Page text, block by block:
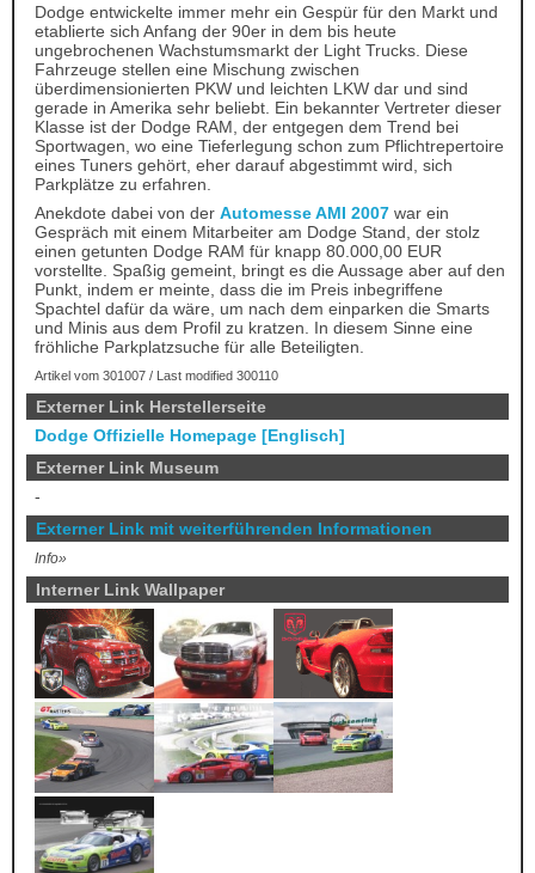
Dodge entwickelte immer mehr ein Gespür für den Markt und
etablierte sich Anfang der 90er in dem bis heute
ungebrochenen Wachstumsmarkt der Light Trucks. Diese
Fahrzeuge stellen eine Mischung zwischen
überdimensionierten PKW und leichten LKW dar und sind
gerade in Amerika sehr beliebt. Ein bekannter Vertreter dieser
Klasse ist der Dodge RAM, der entgegen dem Trend bei
Sportwagen, wo eine Tieferlegung schon zum Pflichtrepertoire
eines Tuners gehört, eher darauf abgestimmt wird, sich
Parkplätze zu erfahren.
Anekdote dabei von der Automesse AMI 2007 war ein
Gespräch mit einem Mitarbeiter am Dodge Stand, der stolz
einen getunten Dodge RAM für knapp 80.000,00 EUR
vorstellte. Spaßig gemeint, bringt es die Aussage aber auf den
Punkt, indem er meinte, dass die im Preis inbegriffene
Spachtel dafür da wäre, um nach dem einparken die Smarts
und Minis aus dem Profil zu kratzen. In diesem Sinne eine
fröhliche Parkplatzsuche für alle Beteiligten.
Artikel vom 301007 / Last modified 300110
Externer Link Herstellerseite
Dodge Offizielle Homepage [Englisch]
Externer Link Museum
-
Externer Link mit weiterführenden Informationen
Info»
Interner Link Wallpaper